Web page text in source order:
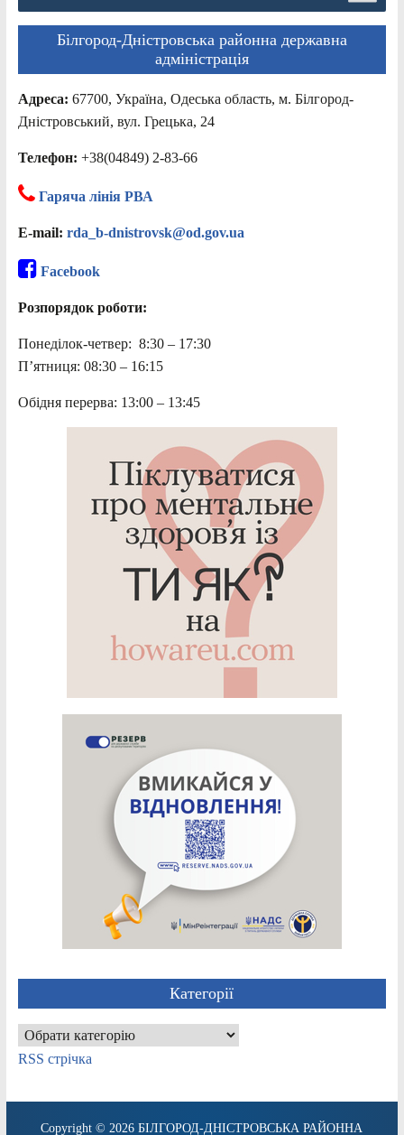
Білгород-Дністровська районна державна
адміністрація
Адреса: 67700, Україна, Одеська область, м. Білгород-
Дністровський, вул. Грецька, 24
Телефон: +38(04849) 2-83-66
Гаряча лінія РВА
E-mail: rda_b-dnistrovsk@od.gov.ua
Facebook
Розпорядок роботи:
Понеділок-четвер: 8:30 – 17:30
П’ятниця: 08:30 – 16:15
Обідня перерва: 13:00 – 13:45
Категорії
Категорії
RSS стрічка
Copyright © 2026БІЛГОРОД-ДНІСТРОВСЬКА РАЙОННА